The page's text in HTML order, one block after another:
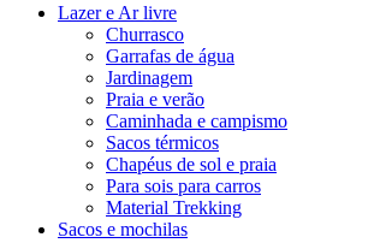
Lazer e Ar livre
Churrasco
Garrafas de água
Jardinagem
Praia e verão
Caminhada e campismo
Sacos térmicos
Chapéus de sol e praia
Para sois para carros
Material Trekking
Sacos e mochilas